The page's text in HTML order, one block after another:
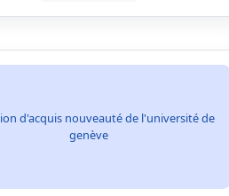
d'acquis nouveauté de l'université de
genève